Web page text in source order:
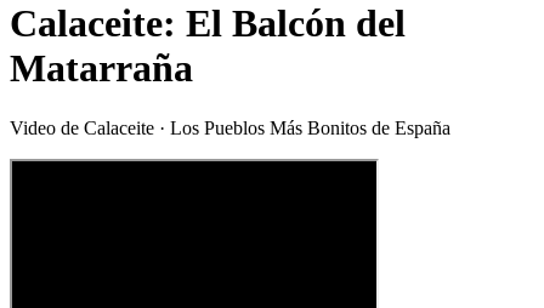
Calaceite: El Balcón del
Matarraña
Video de Calaceite · Los Pueblos Más Bonitos de España